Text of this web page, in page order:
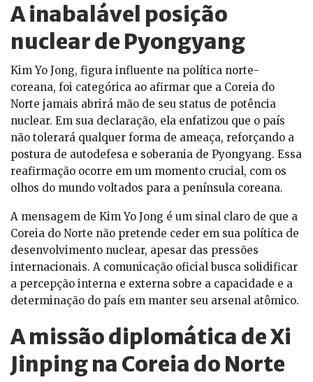
A inabalável posição
nuclear de Pyongyang
Kim Yo Jong, figura influente na política norte-
coreana, foi categórica ao afirmar que a Coreia do
Norte jamais abrirá mão de seu status de potência
nuclear. Em sua declaração, ela enfatizou que o país
não tolerará qualquer forma de ameaça, reforçando a
postura de autodefesa e soberania de Pyongyang. Essa
reafirmação ocorre em um momento crucial, com os
olhos do mundo voltados para a península coreana.
A mensagem de Kim Yo Jong é um sinal claro de que a
Coreia do Norte não pretende ceder em sua política de
desenvolvimento nuclear, apesar das pressões
internacionais. A comunicação oficial busca solidificar
a percepção interna e externa sobre a capacidade e a
determinação do país em manter seu arsenal atômico.
A missão diplomática de Xi
Jinping na Coreia do Norte